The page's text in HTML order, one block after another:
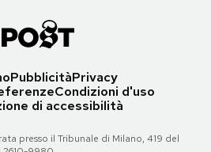
PubblicitàPrivacy
Condizioni d'uso
di accessibilità
presso il Tribunale di Milano, 419 del